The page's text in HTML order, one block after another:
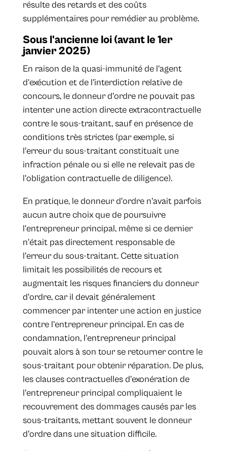
résulte des retards et des coûts
supplémentaires pour remédier au problème.
Sous l'ancienne loi (avant le 1er
janvier 2025)
En raison de la quasi-immunité de l'agent
d’exécution et de l'interdiction relative de
concours, le donneur d'ordre ne pouvait pas
intenter une action directe extracontractuelle
contre le sous-traitant, sauf en présence de
conditions très strictes (par exemple, si
l'erreur du sous-traitant constituait une
infraction pénale ou si elle ne relevait pas de
l'obligation contractuelle de diligence).
En pratique, le donneur d'ordre n'avait parfois
aucun autre choix que de poursuivre
l'entrepreneur principal, même si ce dernier
n'était pas directement responsable de
l'erreur du sous-traitant. Cette situation
limitait les possibilités de recours et
augmentait les risques financiers du donneur
d'ordre, car il devait généralement
commencer par intenter une action en justice
contre l'entrepreneur principal. En cas de
condamnation, l'entrepreneur principal
pouvait alors à son tour se retourner contre le
sous-traitant pour obtenir réparation. De plus,
les clauses contractuelles d'exonération de
l'entrepreneur principal compliquaient le
recouvrement des dommages causés par les
sous-traitants, mettant souvent le donneur
d'ordre dans une situation difficile.